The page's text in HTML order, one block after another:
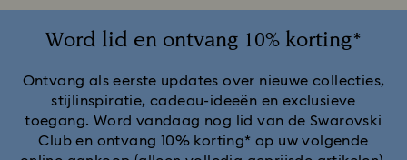
Collectie Black Panther-figuren en -sieraden
Collectie Captain Marvel-figuren en -sieraden
Word lid en ontvang 10% korting*
Ontvang als eerste updates over nieuwe collecties,
stijlinspiratie, cadeau-ideeën en exclusieve
toegang. Word vandaag nog lid van de Swarovski
Club en ontvang 10% korting* op uw volgende